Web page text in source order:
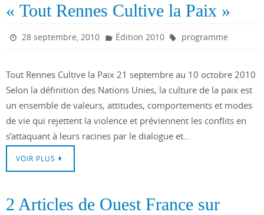
« Tout Rennes Cultive la Paix »
28 septembre, 2010 Édition 2010 programme
Tout Rennes Cultive la Paix 21 septembre au 10 octobre 2010
Selon la définition des Nations Unies, la culture de la paix est
un ensemble de valeurs, attitudes, comportements et modes
de vie qui rejettent la violence et préviennent les conflits en
s’attaquant à leurs racines par le dialogue et…
VOIR PLUS
2 Articles de Ouest France sur